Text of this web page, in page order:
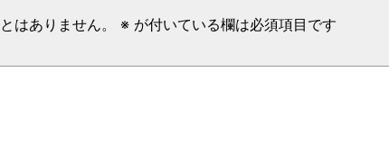
はありません。 ※ が付いている欄は必須項目です